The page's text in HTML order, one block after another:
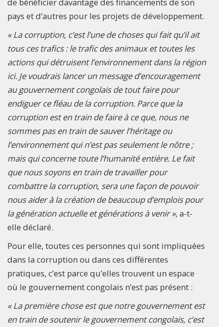
de bénéficier davantage des financements de son
pays et d’autres pour les projets de développement.
« La corruption, c’est l’une de choses qui fait qu’il ait
tous ces trafics : le trafic des animaux et toutes les
actions qui détruisent l’environnement dans la région
ici. Je voudrais lancer un message d’encouragement
au gouvernement congolais de tout faire pour
endiguer ce fléau de la corruption. Parce que la
corruption est en train de faire à ce que, nous ne
sommes pas en train de sauver l’héritage ou
l’environnement qui n’est pas seulement le nôtre ;
mais qui concerne toute l’humanité entière. Le fait
que nous soyons en train de travailler pour
combattre la corruption, sera une façon de pouvoir
nous aider à la création de beaucoup d’emplois pour
la génération actuelle et générations à venir », a-t-
elle déclaré.
Pour elle, toutes ces personnes qui sont impliquées
dans la corruption ou dans ces différentes
pratiques, c’est parce qu’elles trouvent un espace
où le gouvernement congolais n’est pas présent :
« La première chose est que notre gouvernement est
en train de soutenir le gouvernement congolais, c’est